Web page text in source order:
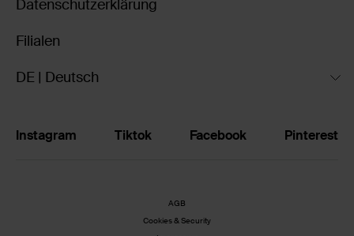
Datenschutzerklärung
Filialen
DE | Deutsch
Instagram Tiktok Facebook Pinterest
AGB
Cookies & Security